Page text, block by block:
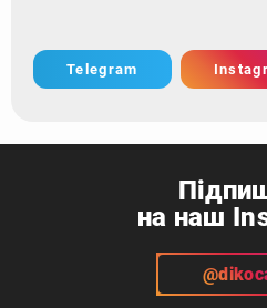
Telegram
на наш